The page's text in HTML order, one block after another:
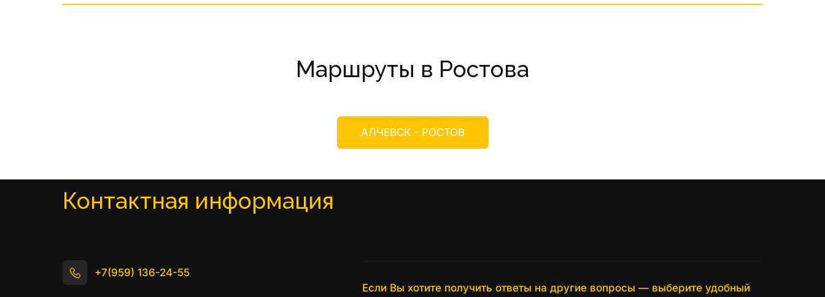
Маршруты в Ростова
АЛЧЕВСК - РОСТОВ
Контактная информация
+7(959) 136-24-55
Если Вы хотите получить ответы на другие вопросы — выберите удобный